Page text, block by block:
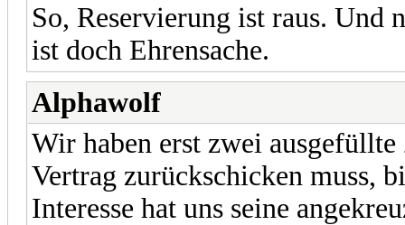
So, Reservierung ist raus.
ist doch Ehrensache.
Alphawolf
Wir haben erst zwei
Vertrag zurückschicken muss,
Interesse hat uns seine